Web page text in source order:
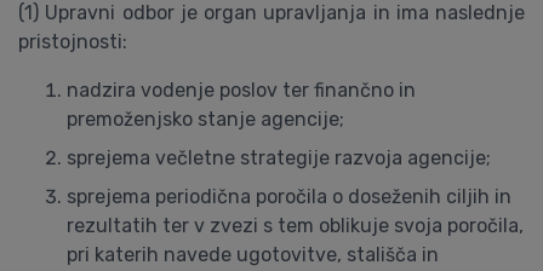
(1) Upravni odbor je organ upravljanja in ima naslednje
pristojnosti:
nadzira vodenje poslov ter finančno in
premoženjsko stanje agencije;
sprejema večletne strategije razvoja agencije;
sprejema periodična poročila o doseženih ciljih in
rezultatih ter v zvezi s tem oblikuje svoja poročila,
pri katerih navede ugotovitve, stališča in